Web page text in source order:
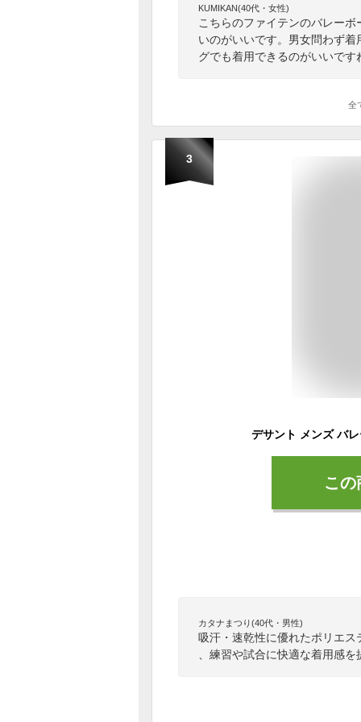
KUMIKAN(40代・女性)
こちらのファイテンのバレー
いのがいいです。男女問わず
グでも着用できるのがいいです
全
3
こ
カタナまつり(40代・男性)
吸汗・速乾性に優れたポリエ
、練習や試合に快適な着用感